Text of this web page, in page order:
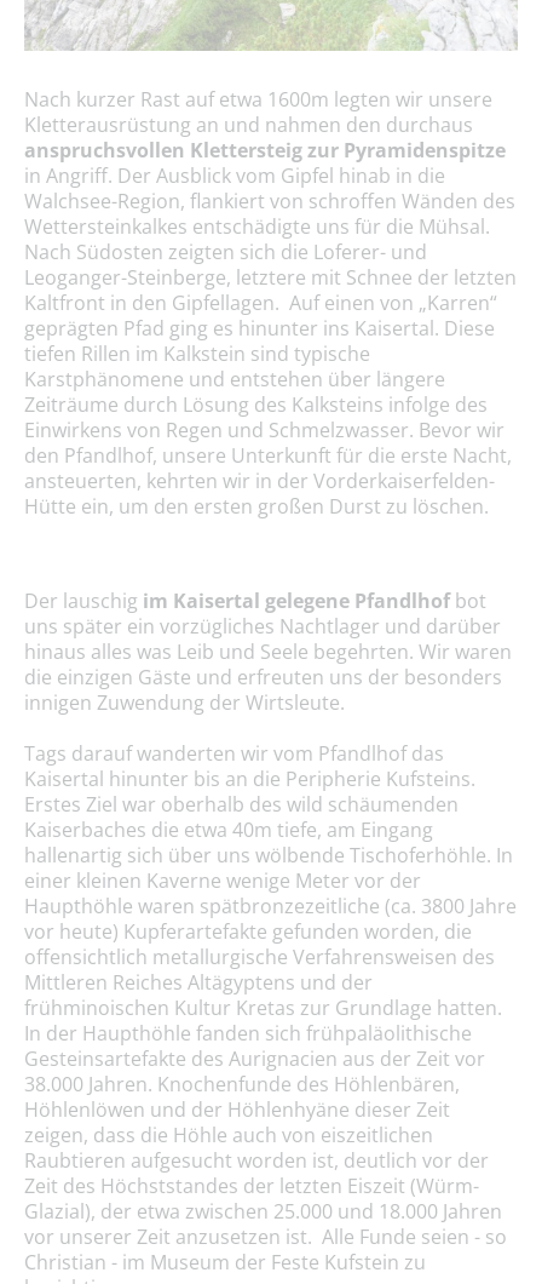
Nach kurzer Rast auf etwa 1600m legten wir unsere
Kletterausrüstung an und nahmen den durchaus
anspruchsvollen Klettersteig zur Pyramidenspitze
in Angriff. Der Ausblick vom Gipfel hinab in die
Walchsee-Region, flankiert von schroffen Wänden des
Wettersteinkalkes entschädigte uns für die Mühsal.
Nach Südosten zeigten sich die Loferer- und
Leoganger-Steinberge, letztere mit Schnee der letzten
Kaltfront in den Gipfellagen. Auf einen von „Karren“
geprägten Pfad ging es hinunter ins Kaisertal. Diese
tiefen Rillen im Kalkstein sind typische
Karstphänomene und entstehen über längere
Zeiträume durch Lösung des Kalksteins infolge des
Einwirkens von Regen und Schmelzwasser. Bevor wir
den Pfandlhof, unsere Unterkunft für die erste Nacht,
ansteuerten, kehrten wir in der Vorderkaiserfelden-
Hütte ein, um den ersten großen Durst zu löschen.
Der lauschig im Kaisertal gelegene Pfandlhofbot
uns später ein vorzügliches Nachtlager und darüber
hinaus alles was Leib und Seele begehrten. Wir waren
die einzigen Gäste und erfreuten uns der besonders
innigen Zuwendung der Wirtsleute.
Tags darauf wanderten wir vom Pfandlhof das
Kaisertal hinunter bis an die Peripherie Kufsteins.
Erstes Ziel war oberhalb des wild schäumenden
Kaiserbaches die etwa 40m tiefe, am Eingang
hallenartig sich über uns wölbende Tischoferhöhle. In
einer kleinen Kaverne wenige Meter vor der
Haupthöhle waren spätbronzezeitliche (ca. 3800 Jahre
vor heute) Kupferartefakte gefunden worden, die
offensichtlich metallurgische Verfahrensweisen des
Mittleren Reiches Altägyptens und der
frühminoischen Kultur Kretas zur Grundlage hatten.
In der Haupthöhle fanden sich frühpaläolithische
Gesteinsartefakte des Aurignacien aus der Zeit vor
38.000 Jahren. Knochenfunde des Höhlenbären,
Höhlenlöwen und der Höhlenhyäne dieser Zeit
zeigen, dass die Höhle auch von eiszeitlichen
Raubtieren aufgesucht worden ist, deutlich vor der
Zeit des Höchststandes der letzten Eiszeit (Würm-
Glazial), der etwa zwischen 25.000 und 18.000 Jahren
vor unserer Zeit anzusetzen ist. Alle Funde seien - so
Christian - im Museum der Feste Kufstein zu